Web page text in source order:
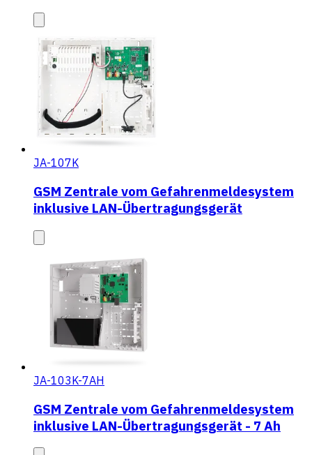
JA-107K
GSM Zentrale vom Gefahrenmeldesystem
inklusive LAN-Übertragungsgerät
JA-103K-7AH
GSM Zentrale vom Gefahrenmeldesystem
inklusive LAN-Übertragungsgerät - 7 Ah